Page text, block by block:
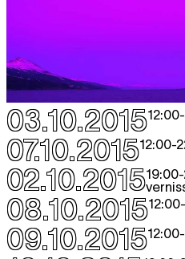
03.10.201512:00-
07.10.201512:00-
02.10.201519:00-
08.10.201512:00-
09.10.201512:00-